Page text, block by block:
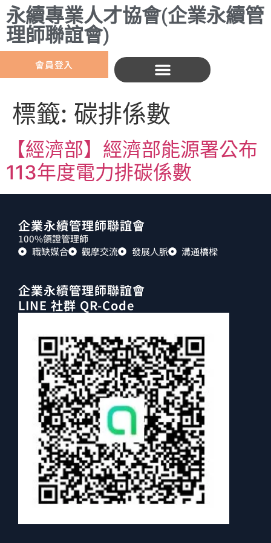
永續專業人才協會(企業永續管
理師聯誼會)
會員登入
標籤: 碳排係數
【經濟部】經濟部能源署公布
113年度電力排碳係數
企業永續管理師聯誼會
100%領證管理師
職缺媒合
觀摩交流 發展人脈 溝通橋樑
企業永續管理師聯誼會
LINE 社群 QR-Code